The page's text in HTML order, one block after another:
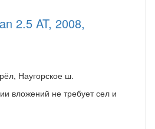
2.5 AT, 2008,
Наугорское ш.
вложений не требует сел и